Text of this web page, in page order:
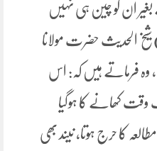
ان کو چین ہی نہیں
( کاروانِ زندگی:۱/۵۸) شیخ الحدیث حضرت مولانا
وہ فرماتے ہیں کہ: اس
سے ایک وقت کھانے کا ہوگیا
کا حرج ہوتا، نیند بھی